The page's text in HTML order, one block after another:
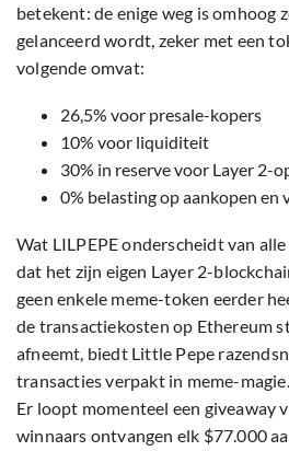
betekent: de enige weg is omhoog
gelanceerd wordt, zeker met een
volgende omvat:
26,5% voor presale-kopers
10% voor liquiditeit
30% in reserve voor Layer 2-
0% belasting op aankopen en
Wat LILPEPE onderscheidt van
dat het zijn eigen Layer 2-
geen enkele meme-token eerder
de transactiekosten op Ethereum
afneemt, biedt Little Pepe
transacties verpakt in meme-
Er loopt momenteel een giveaway
winnaars ontvangen elk $77.000